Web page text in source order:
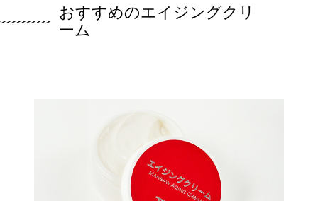
おすすめのエイジングクリ
ーム